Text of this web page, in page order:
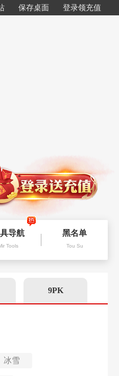
保存桌面 登录领充值
导航
Tools
黑名单
Tou Su
9PK
冰雪